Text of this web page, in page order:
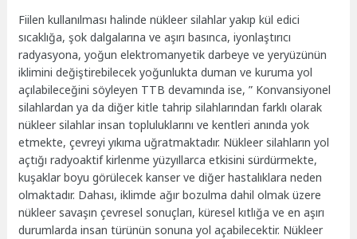
Fiilen kullanılması halinde nükleer silahlar yakıp kül edici
sıcaklığa, şok dalgalarına ve aşırı basınca, iyonlaştırıcı
radyasyona, yoğun elektromanyetik darbeye ve yeryüzünün
iklimini değiştirebilecek yoğunlukta duman ve kuruma yol
açılabileceğini söyleyen TTB devamında ise, ” Konvansiyonel
silahlardan ya da diğer kitle tahrip silahlarından farklı olarak
nükleer silahlar insan topluluklarını ve kentleri anında yok
etmekte, çevreyi yıkıma uğratmaktadır. Nükleer silahların yol
açtığı radyoaktif kirlenme yüzyıllarca etkisini sürdürmekte,
kuşaklar boyu görülecek kanser ve diğer hastalıklara neden
olmaktadır. Dahası, iklimde ağır bozulma dahil olmak üzere
nükleer savaşın çevresel sonuçları, küresel kıtlığa ve en aşırı
durumlarda insan türünün sonuna yol açabilecektir. Nükleer